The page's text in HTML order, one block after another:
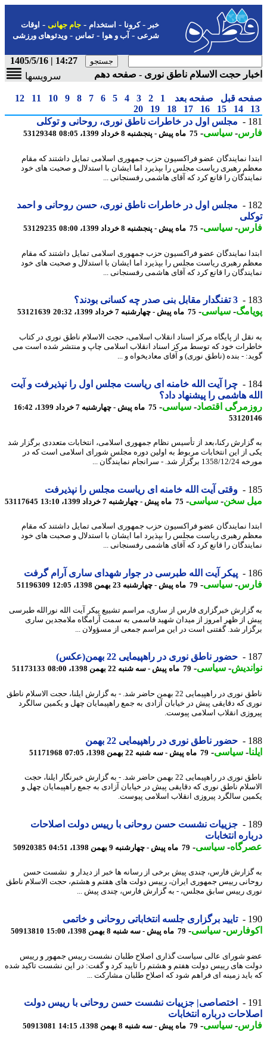
-کرونا-استخدام- جام جهانی-اوقات
شرعی-آب و هوا-تماس-ویدئوهای ورزشی
14:27 | 1405/5/16
حجت الاسلام ناطق نوری - صفحه دهم
سرویسها
قبل صفحه بعد 1
2
3
4
5
6
7
8
9
10
11
12
14
15
16
17
18
19
20
مجلس اول در خاطرات ناطق نوری، روحانی و توکلی
-سیاسی-75 ماه پیش - پنجشنبه 8 خرداد 1399، 08:05 53129348
نمایندگان عضو فراکسیون حزب جمهوری اسلامی تمایل داشتند که مقام
رهبری ریاست مجلس را بپذیرد اما ایشان با استدلال و صحبت های خود
را قانع کرد که آقای هاشمی رفسنجانی ...
مجلس اول در خاطرات ناطق نوری، حسن روحانی و احمد
-سیاسی-75 ماه پیش - پنجشنبه 8 خرداد 1399، 08:00 53129235
نمایندگان عضو فراکسیون حزب جمهوری اسلامی تمایل داشتند که مقام
رهبری ریاست مجلس را بپذیرد اما ایشان با استدلال و صحبت های خود
را قانع کرد که آقای هاشمی رفسنجانی ...
3 تفنگدار مقابل بنی صدر چه کسانی بودند؟
-سیاسی-75 ماه پیش - چهارشنبه 7 خرداد 1399، 20:32 53121639
از پایگاه مرکز اسناد انقلاب اسلامی، حجت الاسلام ناطق نوری در کتاب
خود که توسط مرکز اسناد انقلاب اسلامی چاپ و منتشر شده است می
- بنده (ناطق نوری) و آقای معادیخواه و ...
چرا آیت الله خامنه ای ریاست مجلس اول را نپذیرفت و آیت
هاشمی را پیشنهاد داد؟
اقتصاد-سیاسی-75 ماه پیش - چهارشنبه 7 خرداد 1399، 16:42
رکنا،بعد از تأسیس نظام جمهوری اسلامی، انتخابات متعددی برگزار شد
از این انتخابات مربوط به اولین دوره مجلس شورای اسلامی است که در
- سرانجام نمایندگان ...
وقتی آیت الله خامنه ای ریاست مجلس را نپذیرفت
سخن-سیاسی-75 ماه پیش - چهارشنبه 7 خرداد 1399، 13:10 53117645
نمایندگان عضو فراکسیون حزب جمهوری اسلامی تمایل داشتند که مقام
رهبری ریاست مجلس را بپذیرد اما ایشان با استدلال و صحبت های خود
را قانع کرد که آقای هاشمی رفسنجانی ...
پیکر آیت الله طبرسی در جوار شهدای ساری آرام گرفت
-سیاسی-79 ماه پیش - چهارشنبه 23 بهمن 1398، 12:05 51196309
خبرگزاری فارس از ساری، مراسم تشییع پیکر آیت الله نورالله طبرسی
از ظهر امروز از میدان شهید قاسمی به سمت آرامگاه ملامجدین ساری
شد. گفتنی است در این مراسم جمعی از مسؤولان ...
حضور ناطق نوری در راهپیمایی 22 بهمن(عکس)
-سیاسی-79 ماه پیش - سه شنبه 22 بهمن 1398، 08:00 51173133
ناطق نوری در راهپیمایی 22 بهمن حاضر شد. - به گزارش ایلنا، حجت الاسلام ناطق
که دقایقی پیش در خیابان آزادی به جمع راهپیمایان چهل و یکمین سالگرد
انقلاب اسلامی پیوست.
حضور ناطق نوری در راهپیمایی 22 بهمن
-سیاسی-79 ماه پیش - سه شنبه 22 بهمن 1398، 07:05 51171968
ناطق نوری در راهپیمایی 22 بهمن حاضر شد. - به گزارش خبرنگار ایلنا، حجت
ناطق نوری که دقایقی پیش در خیابان آزادی به جمع راهپیمایان چهل و
سالگرد پیروزی انقلاب اسلامی پیوست.
جزییات نشست حسن روحانی با رییس دولت اصلاحات
انتخابات
-سیاسی-79 ماه پیش - چهارشنبه 9 بهمن 1398، 04:51 50920385
فارس، چندی پیش برخی از رسانه ها خبر از دیدار و نشست حسن
رییس جمهوری ایران، رییس دولت های هفتم و هشتم، حجت الاسلام ناطق
رییس سابق مجلس، - به گزارش فارس، چندی پیش ...
تایید برگزاری جلسه انتخاباتی روحانی و خاتمی
-سیاسی-79 ماه پیش - سه شنبه 8 بهمن 1398، 15:00 50913810
شورای عالی سیاست گذاری اصلاح طلبان نشست رییس جمهور و رییس
های رییس دولت هفتم و هشتم را تایید کرد و گفت: در این نشست تاکید شده
زمینه ای فراهم شود که اصلاح طلبان مشارکت ...
اختصاصی| جزییات نشست حسن روحانی با رییس دولت
درباره انتخابات
-سیاسی-79 ماه پیش - سه شنبه 8 بهمن 1398، 14:15 50913081